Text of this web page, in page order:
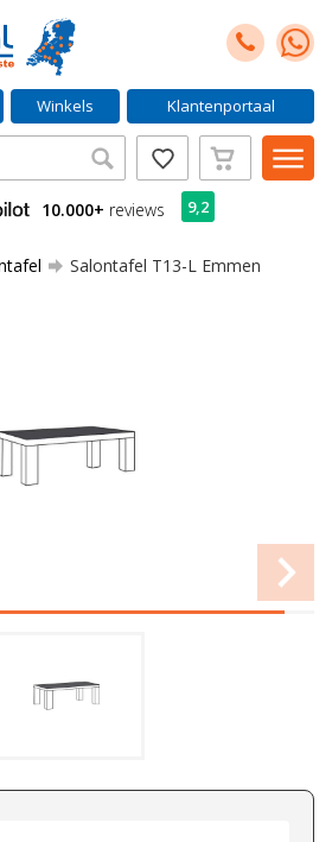
Winkels Klantenportaal
10.000+ reviews 9,2
Salontafel T13-L Emmen